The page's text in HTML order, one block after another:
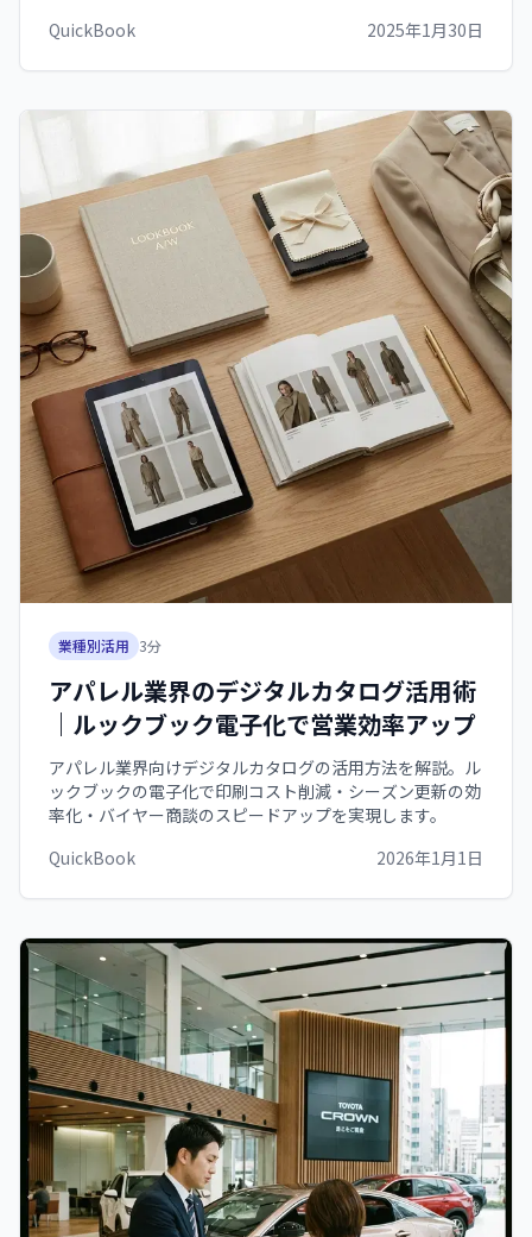
QuickBook
2025年1月30日
業種別活用 3分
アパレル業界のデジタルカタログ活用術
｜ルックブック電子化で営業効率アップ
アパレル業界向けデジタルカタログの活用方法を解説。ル
ックブックの電子化で印刷コスト削減・シーズン更新の効
率化・バイヤー商談のスピードアップを実現します。
QuickBook
2026年1月1日